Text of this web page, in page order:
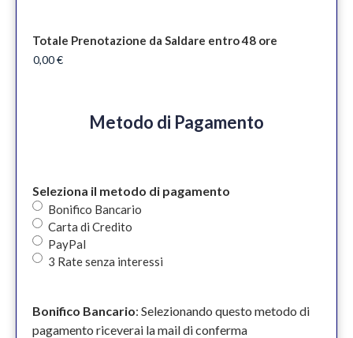
Totale Prenotazione da Saldare entro 48 ore
Metodo di Pagamento
Seleziona il metodo di pagamento
Bonifico Bancario
Carta di Credito
PayPal
3 Rate senza interessi
Bonifico Bancario: Selezionando questo metodo di
pagamento riceverai la mail di conferma